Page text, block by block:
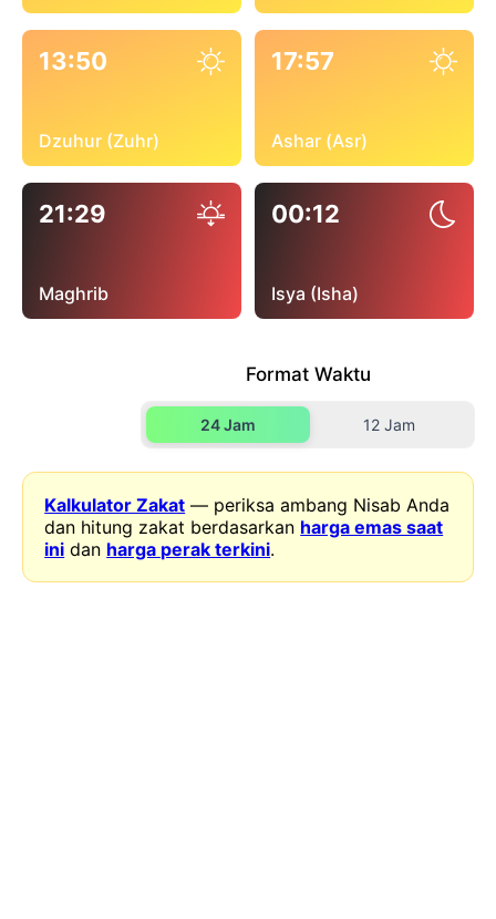
13:50
Dzuhur (Zuhr)
17:57
Ashar (Asr)
21:29
Maghrib
00:12
Isya (Isha)
Format Waktu
24 Jam 12 Jam
Kalkulator Zakat — periksa ambang Nisab Anda
dan hitung zakat berdasarkan harga emas saat
ini dan harga perak terkini.